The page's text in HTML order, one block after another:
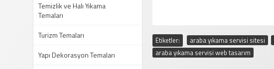
Temizlik ve Halı Yıkama
Temaları
Turizm Temaları
Yapı Dekorasyon Temaları
Etiketler: araba yıkama servisi sitesi
araba yıkama servisi web tasarım